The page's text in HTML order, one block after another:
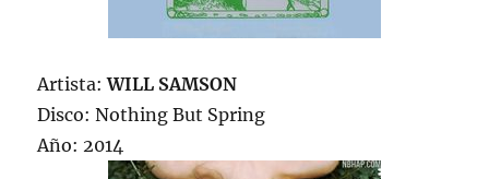
Artista:WILL SAMSON
Disco: Nothing But Spring
Año: 2014